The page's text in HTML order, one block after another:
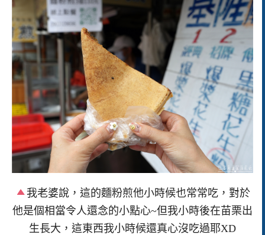
我老婆說，這的麵粉煎他小時候也常常吃，對於
他是個相當令人還念的小點心~但我小時後在苗栗出
生長大，這東西我小時候還真心沒吃過耶XD